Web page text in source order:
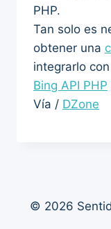
PHP.
Tan solo es
obtener una
integrarlo
Bing API PHP
Vía / DZone
© 2026